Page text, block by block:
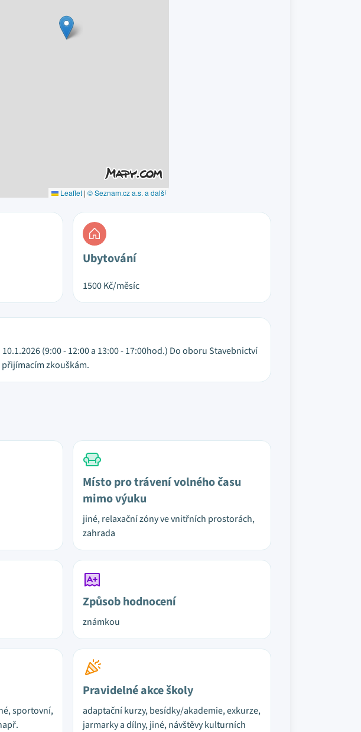
Leaflet | © Seznam.cz a.s. a další
Ubytování
1500Kč/měsíc
(9:00 - 12:00 a 13:00 - 17:00hod.) Do oboru Stavebnictví
zkouškám.
Místo pro trávení volného času
mimo výuku
jiné, relaxační zóny ve vnitřních prostorách,
zahrada
Způsob hodnocení
známkou
sportovní,
Pravidelné akce školy
adaptační kurzy, besídky/akademie, exkurze,
jarmarky a dílny, jiné, návštěvy kulturních